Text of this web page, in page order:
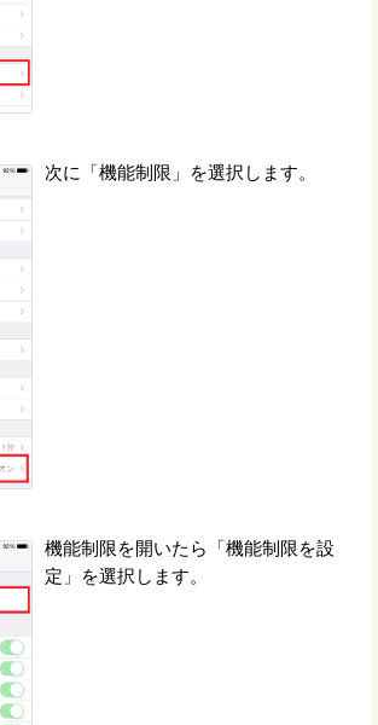
次に「機能制限」を選択します。
機能制限を開いたら「機能制限を設
定」を選択します。